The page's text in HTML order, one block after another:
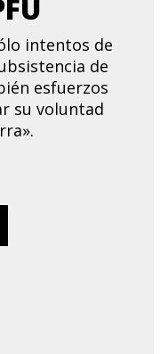
intentos de
de
esfuerzos
su voluntad